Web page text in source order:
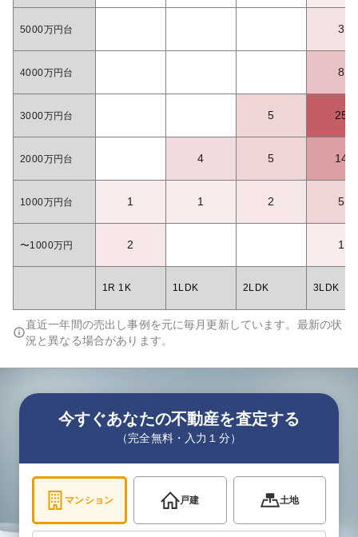
5000万円台 3
4000万円台 8
3000万円台 5 25
2000万円台 4 5 14
1000万円台 1 1 2 5
〜1000万円 2 1
1R 1K 1LDK 2LDK 3LDK
直近一年間の売出し事例を元に毎月更新しています。最新の状
況と異なる場合があります。
今すぐあなたの不動産を査定する
（完全無料・入力１分）
マンション 戸建 土地